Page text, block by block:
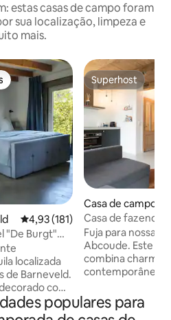
estas casas de campo foram
sua localização, limpeza e
mais.
dos hóspedes
4,93 de uma avaliação média de
4,93 (181)
"De Burgt"
localizada
de Barneveld.
com
e
Perto do
Superhost
Superhost
Casa de campo ⋅
Casa de fazenda
•Estacionamento
de Amsterdã
Fuja para nossa
Abcoude. Este
combina charme
contemporâneo,
Desfrute de um
fácil acesso a
populares para